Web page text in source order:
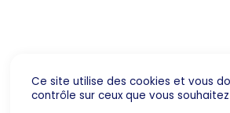
Ce site utilise des cookies et vous
contrôle sur ceux que vous